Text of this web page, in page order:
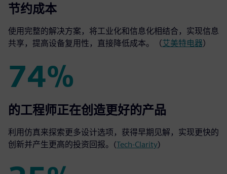
3.6M
节约成本
使用完整的解决方案，将工业化和信息化相结合，实现信息
共享，提高设备复用性，直接降低成本。（艾美特电器）
74%
74%
的工程师正在创造更好的产品
利用仿真来探索更多设计选项，获得早期见解，实现更快的
创新并产生更高的投资回报。(Tech-Clarity)